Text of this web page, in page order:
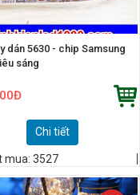
dán 5630 - chip Samsung
sáng
Đ
Chi tiết
mua: 3527